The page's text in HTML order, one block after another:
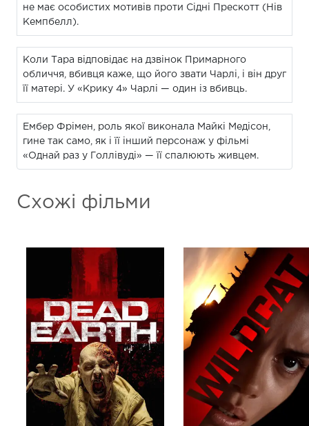
не має особистих мотивів проти Сідні Прескотт (Нів
Кемпбелл).
Коли Тара відповідає на дзвінок Примарного
обличчя, вбивця каже, що його звати Чарлі, і він друг
її матері. У «Крику 4» Чарлі — один із вбивць.
Ембер Фрімен, роль якої виконала Майкі Медісон,
гине так само, як і її інший персонаж у фільмі
«Однай раз у Голлівуді» — її спалюють живцем.
Схожі фільми